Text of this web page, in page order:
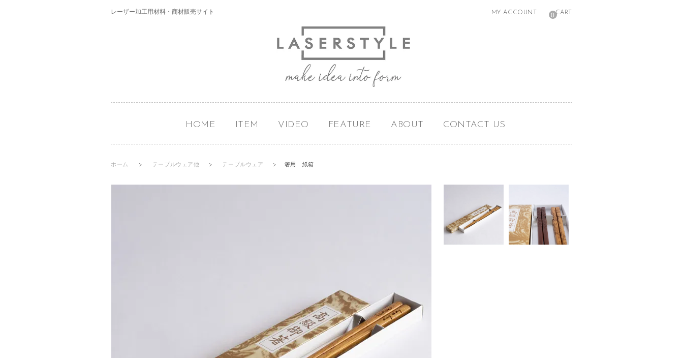
レーザー加工用材料・商材販売サイト MY ACCOUNT 0 CART
HOME ITEM VIDEO FEATURE ABOUT CONTACT US
ホーム > テーブルウェア他 > テーブルウェア > 箸用 紙箱